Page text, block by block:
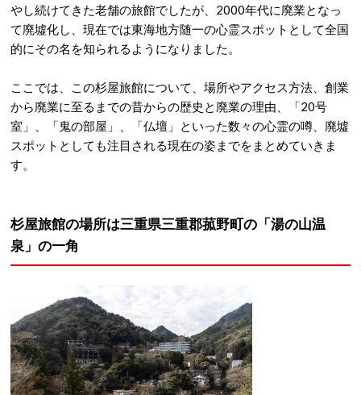
やし続けてきた老舗の旅館でしたが、2000年代に廃業となっ
て廃墟化し、現在では東海地方随一の心霊スポットとして全国
的にその名を知られるようになりました。
ここでは、この杉屋旅館について、場所やアクセス方法、創業
から廃業に至るまでの昔からの歴史と廃業の理由、「20号
室」、「鬼の部屋」、「仏壇」といった数々の心霊の噂、廃墟
スポットとしても注目される現在の姿までをまとめていきま
す。
杉屋旅館の場所は三重県三重郡菰野町の「湯の山温
泉」の一角